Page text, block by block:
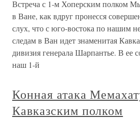
Встреча с 1-м Хоперским полком
в Ване, как вдруг пронесся
слух, что с юго-востока по нашим
следам в Ван идет знаменитая
дивизия генерала Шарпантье. В ее
наш 1-й
Конная атака
Кавказским полком